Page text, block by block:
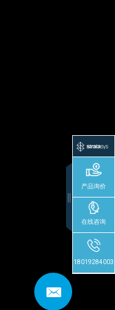
产品询价
在线咨询
18019284003